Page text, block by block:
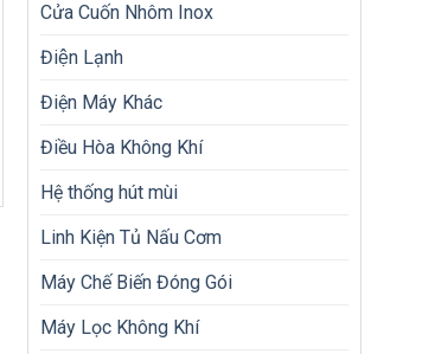
₫.
Cửa Cuốn Nhôm Inox
Điện Lạnh
Điện Máy Khác
Điều Hòa Không Khí
Hệ thống hút mùi
Linh Kiện Tủ Nấu Cơm
Máy Chế Biến Đóng Gói
Máy Lọc Không Khí